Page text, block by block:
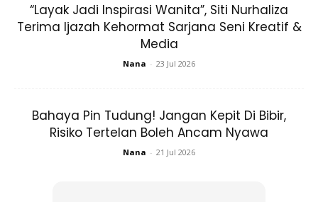
Dan ulang benda yg sama untuk bulan bulan seterusnya.
Yang penting simpan duit ikut tarikh Hari Bulan yaa!
“Layak Jadi Inspirasi Wanita”, Siti Nurhaliza
Terima Ijazah Kehormat Sarjana Seni Kreatif &
Media
Nana - 23 Jul 2026
Bahaya Pin Tudung! Jangan Kepit Di Bibir,
Risiko Tertelan Boleh Ancam Nyawa
Nana - 21 Jul 2026